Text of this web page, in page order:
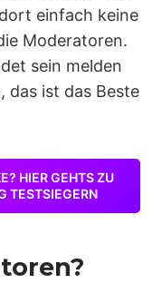
einfach keine
Moderatoren.
sein melden
das ist das Beste
HIER GEHTS ZU
TESTSIEGERN